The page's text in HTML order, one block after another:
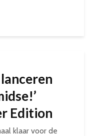
Edition
klaar voor de